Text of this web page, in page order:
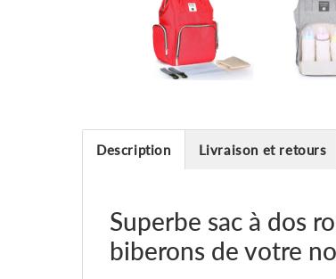
Description Livraison et retours
Superbe sac à dos
biberons de votre